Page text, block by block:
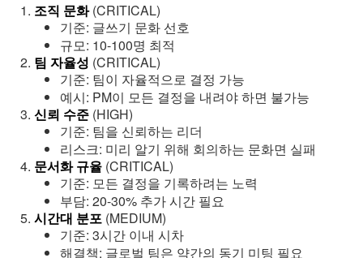
조직 문화(CRITICAL)
기준: 글쓰기 문화 선호
규모: 10-100명 최적
팀 자율성 (CRITICAL)
기준: 팀이 자율적으로 결정 가능
예시: PM이 모든 결정을 내려야 하면 불가능
신뢰 수준 (HIGH)
기준: 팀을 신뢰하는 리더
리스크: 미리 알기 위해 회의하는 문화면 실패
문서화 규율 (CRITICAL)
기준: 모든 결정을 기록하려는 노력
부담: 20-30% 추가 시간 필요
시간대 분포 (MEDIUM)
기준: 3시간 이내 시차
해결책: 글로벌 팀은 약간의 동기 미팅 필요